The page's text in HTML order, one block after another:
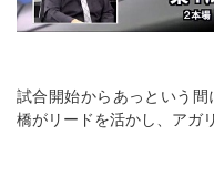
試合開始からあっという
橋がリードを活かし、アガ